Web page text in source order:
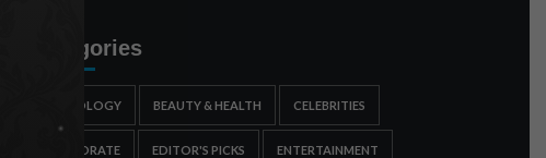
Categories
ASTROLOGY BEAUTY & HEALTH CELEBRITIES
CORPORATE EDITOR'S PICKS ENTERTAINMENT